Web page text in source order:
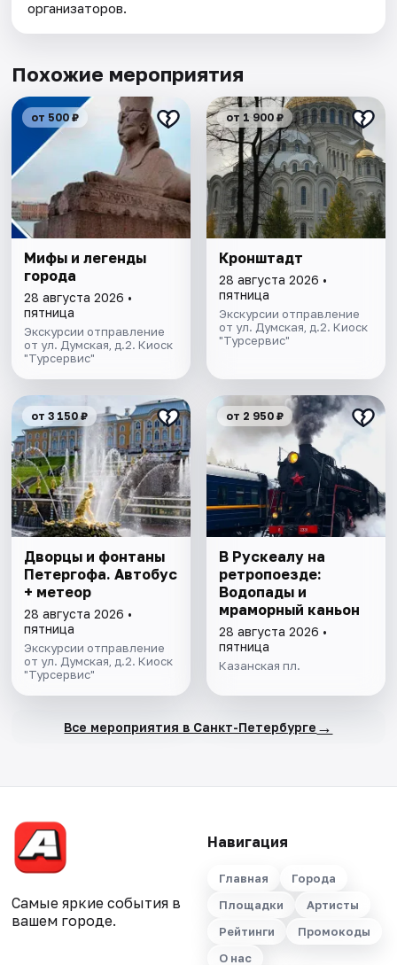
организаторов.
Похожие мероприятия
от 500 ₽
Мифы и легенды
города
28 августа 2026 •
пятница
Экскурсии отправление
от ул. Думская, д.2. Киоск
"Турсервис"
от 1 900 ₽
Кронштадт
28 августа 2026 •
пятница
Экскурсии отправление
от ул. Думская, д.2. Киоск
"Турсервис"
от 3 150 ₽
Дворцы и фонтаны
Петергофа. Автобус
+ метеор
28 августа 2026 •
пятница
Экскурсии отправление
от ул. Думская, д.2. Киоск
"Турсервис"
от 2 950 ₽
В Рускеалу на
ретропоезде:
Водопады и
мраморный каньон
28 августа 2026 •
пятница
Казанская пл.
Все мероприятия в Санкт-Петербурге →
Самые яркие события в
вашем городе.
Навигация
Главная
Города
Площадки
Артисты
Рейтинги
Промокоды
О нас